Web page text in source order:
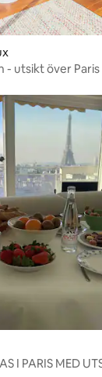
- utsikt över
I PARIS MED